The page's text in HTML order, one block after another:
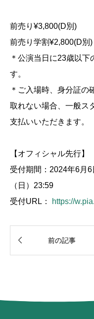
前売り¥3,800(D別)
前売り学割¥2,800(D別)
＊公演当日に23歳以下
す。
＊ご入場時、身分証の
取れない場合、一般ス
支払いいただきます。
【オフィシャル先行】
受付期間：2024年6月
（日）23:59
受付URL：
https://
 前の記事